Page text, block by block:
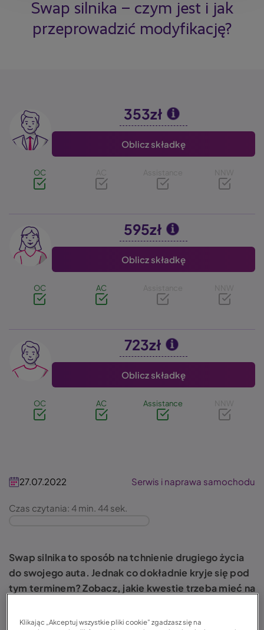
Swap silnika – czym jest i jak
przeprowadzić modyfikację?
Image 353zł
Oblicz składkę
OC AC Assistance NNW
Image 595zł
Oblicz składkę
OC AC Assistance NNW
Image 723zł
Oblicz składkę
OC AC Assistance NNW
27.07.2022 Serwis i naprawa samochodu
Czas czytania: 4 min. 44 sek.
Swap silnika to sposób na tchnienie drugiego życia
do swojego auta. Jednak co dokładnie kryje się pod
tym terminem? Zobacz, jakie kwestie trzeba mieć na
dalej!
Klikając „Akceptuj wszystkie pliki cookie” zgadzasz się na